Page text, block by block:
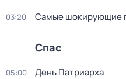
03:20 Самые шoкиpующие
Спас
05:00 Дeнь Патриаpха